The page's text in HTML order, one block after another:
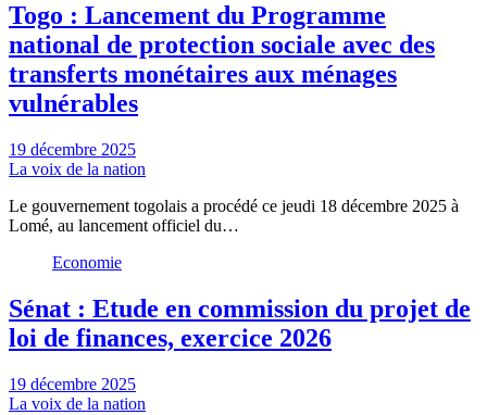
Togo : Lancement du Programme
national de protection sociale avec des
transferts monétaires aux ménages
vulnérables
19 décembre 2025
La voix de la nation
Le gouvernement togolais a procédé ce jeudi 18 décembre 2025 à
Lomé, au lancement officiel du…
Economie
Sénat : Etude en commission du projet de
loi de finances, exercice 2026
19 décembre 2025
La voix de la nation